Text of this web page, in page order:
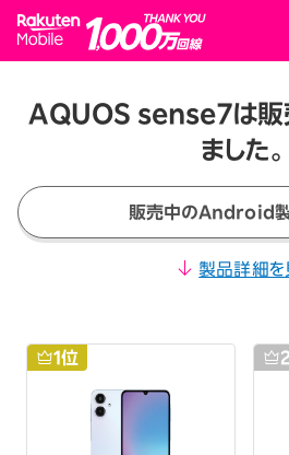
Rakuten Mobile
AQUOS sense7は販
ました。
販売中のAndroid
製品詳細を
1位